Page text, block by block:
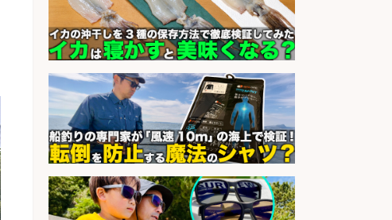
sponsored by 求人ボックス
魚の「バイヤー」貴方の目利きでヒ
ットを生む、裁量バイヤー募集
会社名 株式会社コムライン
sponsored by 求人ボックス
精肉・青果・鮮魚販売/お魚のカッ
トや商品の陳列業務/時間選べる×未
経験歓迎×残業少なめ/鹿児島県/志